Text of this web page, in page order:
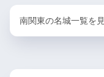
南関東の名城一覧を